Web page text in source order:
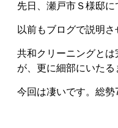
先日、瀬戸市Ｓ様邸に
以前もブログで説明さ
共和クリーニングと
が、更に細部にいた
今回は凄いです。総勢